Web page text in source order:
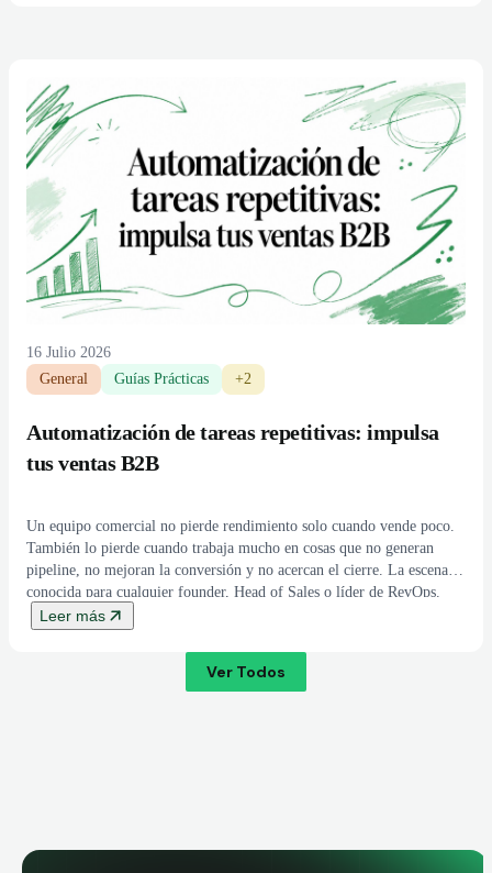
16 Julio 2026
General
Guías Prácticas +2
Automatización de tareas repetitivas: impulsa
tus ventas B2B
Un equipo comercial no pierde rendimiento solo cuando vende poco.
También lo pierde cuando trabaja mucho en cosas que no generan
pipeline, no mejoran la conversión y no acercan el cierre. La escena es
conocida para cualquier founder, Head of Sales o líder de RevOps.
SDRs copiando notas al CRM al final del día. AEs […]
Leer más
Ver Todos